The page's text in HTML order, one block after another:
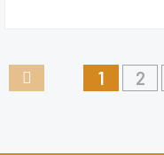
1 2